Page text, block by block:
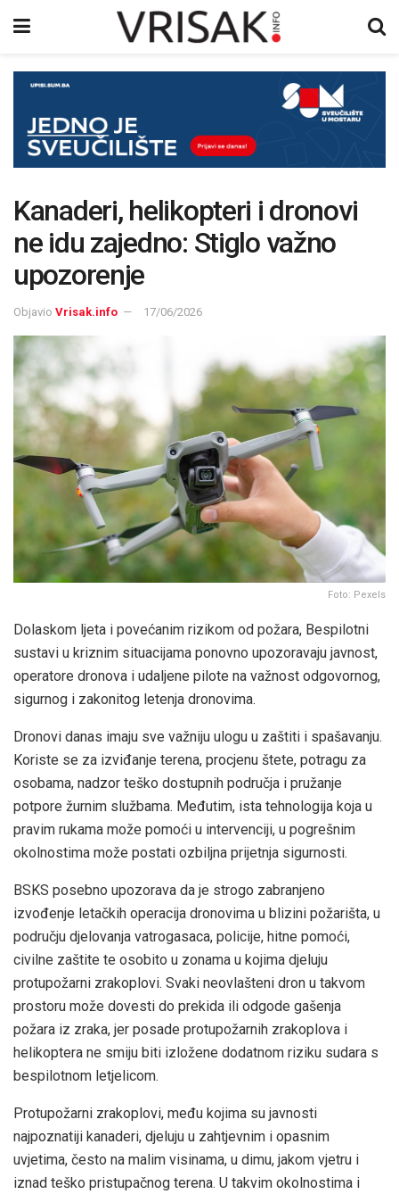
Kanaderi, helikopteri i dronovi
ne idu zajedno: Stiglo važno
upozorenje
Objavio Vrisak.info 17/06/2026
Foto: Pexels
Dolaskom ljeta i povećanim rizikom od požara, Bespilotni
sustavi u kriznim situacijama ponovno upozoravaju javnost,
operatore dronova i udaljene pilote na važnost odgovornog,
sigurnog i zakonitog letenja dronovima.
Dronovi danas imaju sve važniju ulogu u zaštiti i spašavanju.
Koriste se za izviđanje terena, procjenu štete, potragu za
osobama, nadzor teško dostupnih područja i pružanje
potpore žurnim službama. Međutim, ista tehnologija koja u
pravim rukama može pomoći u intervenciji, u pogrešnim
okolnostima može postati ozbiljna prijetnja sigurnosti.
BSKS posebno upozorava da je strogo zabranjeno
izvođenje letačkih operacija dronovima u blizini požarišta, u
području djelovanja vatrogasaca, policije, hitne pomoći,
civilne zaštite te osobito u zonama u kojima djeluju
protupožarni zrakoplovi. Svaki neovlašteni dron u takvom
prostoru može dovesti do prekida ili odgode gašenja
požara iz zraka, jer posade protupožarnih zrakoplova i
helikoptera ne smiju biti izložene dodatnom riziku sudara s
bespilotnom letjelicom.
Protupožarni zrakoplovi, među kojima su javnosti
najpoznatiji kanaderi, djeluju u zahtjevnim i opasnim
uvjetima, često na malim visinama, u dimu, jakom vjetru i
iznad teško pristupačnog terena. U takvim okolnostima i